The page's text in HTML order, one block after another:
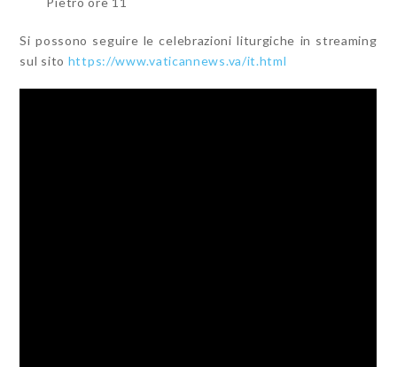
Si possono seguire le celebrazioni liturgiche in streaming
sul sito https://www.vaticannews.va/it.html